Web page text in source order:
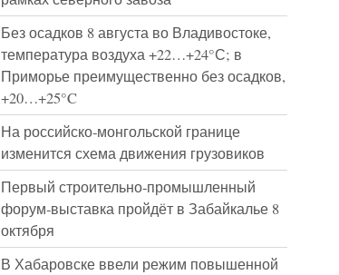
Без осадков 8 августа во Владивостоке,
температура воздуха +22…+24°С; в
Приморье преимущественно без осадков,
+20…+25°C
На российско‑монгольской границе
изменится схема движения грузовиков
Первый строительно‑промышленный
форум‑выставка пройдёт в Забайкалье 8
октября
В Хабаровске ввели режим повышенной